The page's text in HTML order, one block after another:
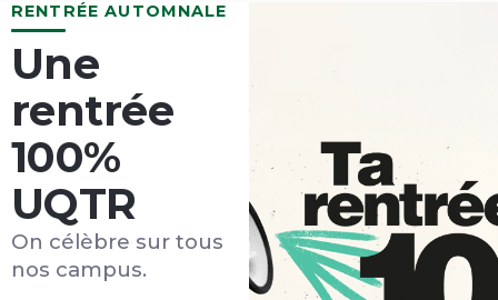
Accueil
RENTRÉE AUTOMNALE
Une
rentrée
100%
UQTR
On célèbre sur tous
nos campus.